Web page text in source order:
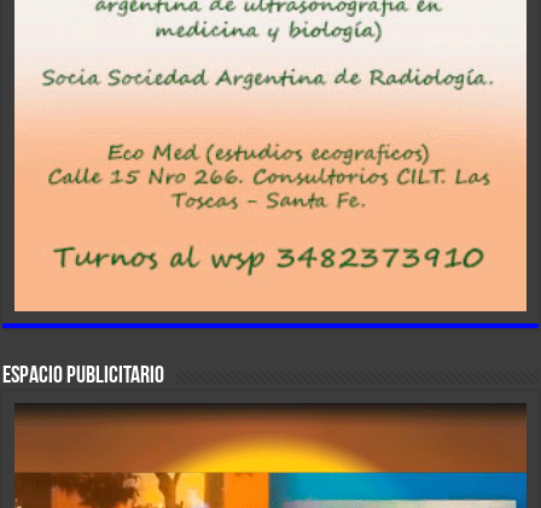
ESPACIO PUBLICITARIO